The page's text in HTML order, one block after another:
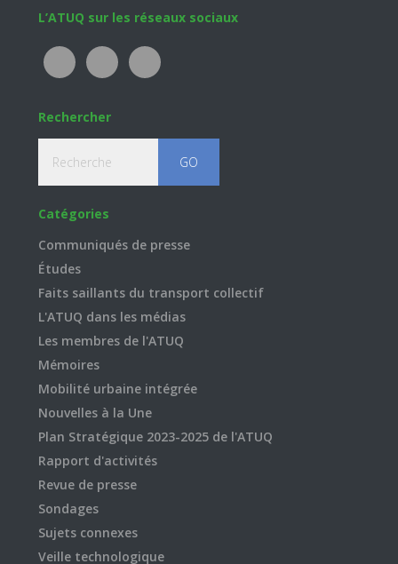
Footer
L’ATUQ sur les réseaux sociaux
Rechercher
Catégories
Communiqués de presse
Études
Faits saillants du transport collectif
L'ATUQ dans les médias
Les membres de l'ATUQ
Mémoires
Mobilité urbaine intégrée
Nouvelles à la Une
Plan Stratégique 2023-2025 de l'ATUQ
Rapport d'activités
Revue de presse
Sondages
Sujets connexes
Veille technologique